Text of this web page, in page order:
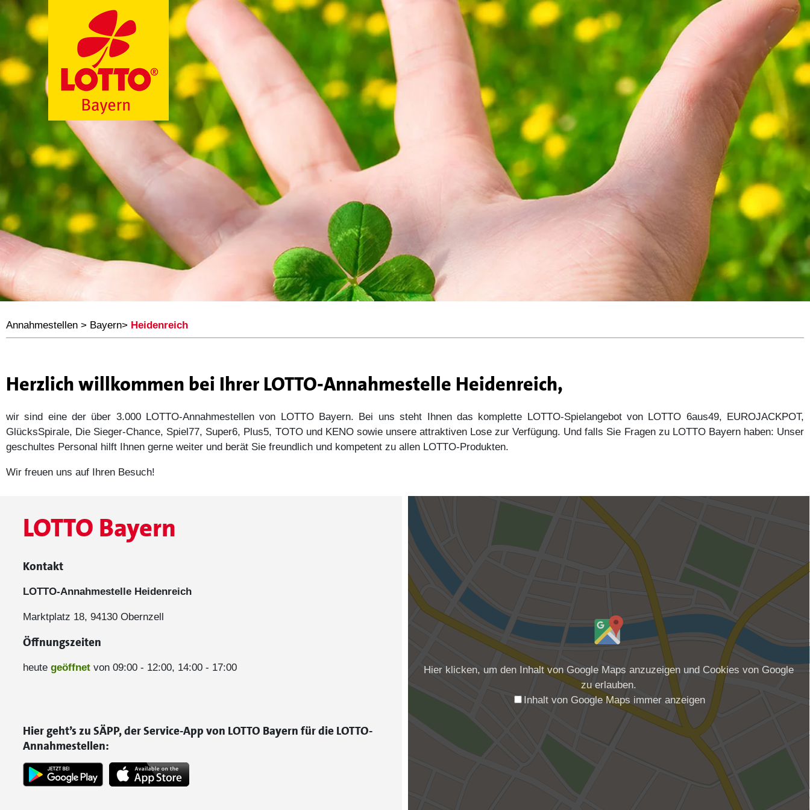
Annahmestellen > Bayern> Heidenreich
Herzlich willkommen bei Ihrer LOTTO-Annahmestelle Heidenreich,
wir sind eine der über 3.000 LOTTO-Annahmestellen von LOTTO Bayern. Bei uns steht Ihnen das komplette LOTTO-Spielangebot von LOTTO 6aus49, EUROJACKPOT,
GlücksSpirale, Die Sieger-Chance, Spiel77, Super6, Plus5, TOTO und KENO sowie unsere attraktiven Lose zur Verfügung. Und falls Sie Fragen zu LOTTO Bayern haben: Unser
geschultes Personal hilft Ihnen gerne weiter und berät Sie freundlich und kompetent zu allen LOTTO-Produkten.
Wir freuen uns auf Ihren Besuch!
LOTTO Bayern
Kontakt
LOTTO-Annahmestelle Heidenreich
Marktplatz 18, 94130 Obernzell
Öffnungszeiten
heute geöffnet von 09:00 - 12:00, 14:00 - 17:00
Hier geht’s zu SÄPP, der Service-App von LOTTO Bayern für die LOTTO-
Annahmestellen:
Hier klicken, um den Inhalt von Google Maps anzuzeigen und Cookies von Google
zu erlauben.
Inhalt von Google Maps immer anzeigen